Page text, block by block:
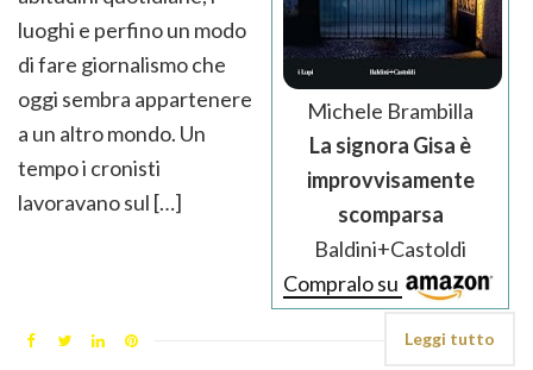
Michele Brambilla
La signora Gisa è
improvvisamente
scomparsa
Baldini+Castoldi
Compralo su
luoghi e perfino un modo
di fare giornalismo che
oggi sembra appartenere
a un altro mondo. Un
tempo i cronisti
lavoravano sul […]
Leggi tutto